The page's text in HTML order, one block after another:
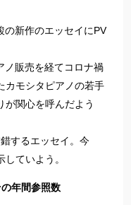
の新作のエッセイにPV
ノ販売を経てコロナ禍
カモシタピアノの若手
が関心を呼んだよう
するエッセイ。今
ていよう。
年間参照数